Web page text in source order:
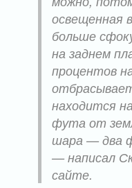
освещенная
больше
на заднем
процентов
находится
фута от
шара — два
— написал
сайте.